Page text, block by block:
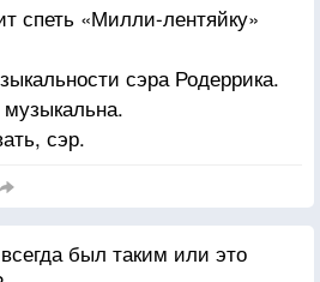
спеть «Милли-лентяйку»
сэра Родеррика.
сэр.
был таким или это